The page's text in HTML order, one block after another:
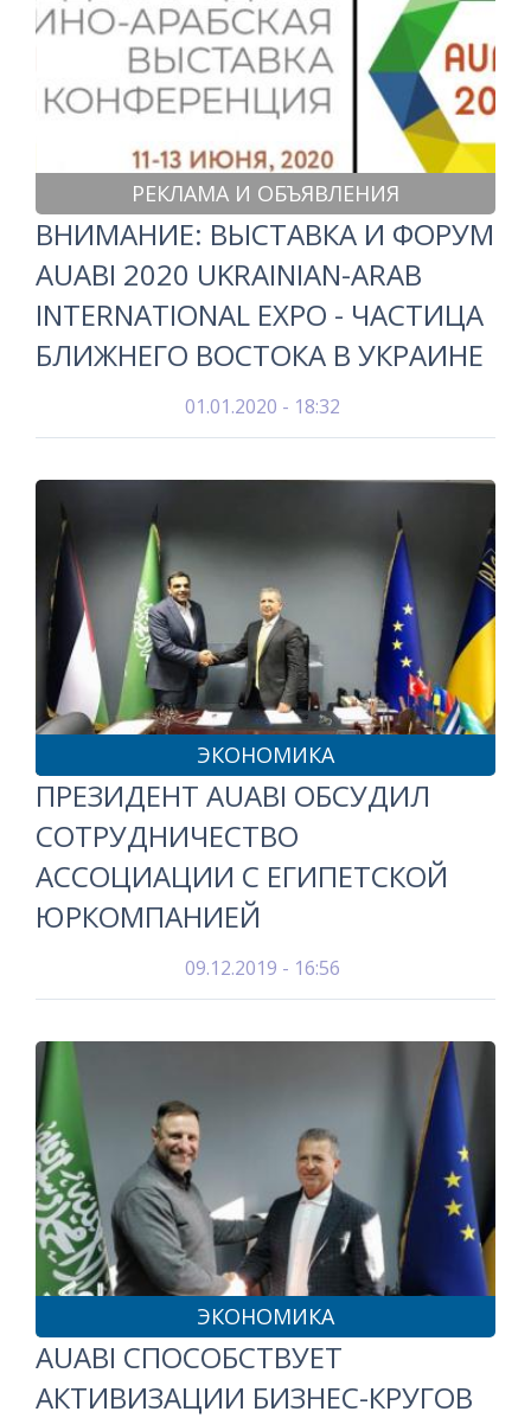
РЕКЛАМА И ОБЪЯВЛЕНИЯ
ВНИМАНИЕ: ВЫСТАВКА И ФОРУМ
AUABI 2020 UKRAINIAN-ARAB
INTERNATIONAL EXPO - ЧАСТИЦА
БЛИЖНЕГО ВОСТОКА В УКРАИНЕ
01.01.2020 - 18:32
ЭКОНОМИКА
ПРЕЗИДЕНТ AUABI ОБСУДИЛ
СОТРУДНИЧЕСТВО
АССОЦИАЦИИ С ЕГИПЕТСКОЙ
ЮРКОМПАНИЕЙ
09.12.2019 - 16:56
ЭКОНОМИКА
AUABI СПОСОБСТВУЕТ
АКТИВИЗАЦИИ БИЗНЕС-КРУГОВ